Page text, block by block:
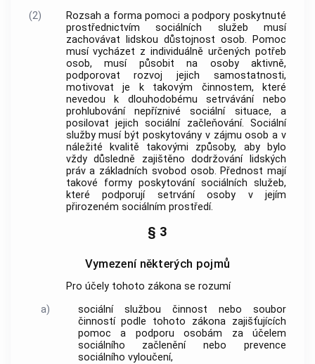
(2)
Rozsah a forma pomoci a podpory poskytnuté
prostřednictvím sociálních služeb musí
zachovávat lidskou důstojnost osob. Pomoc
musí vycházet z individuálně určených potřeb
osob, musí působit na osoby aktivně,
podporovat rozvoj jejich samostatnosti,
motivovat je k takovým činnostem, které
nevedou k dlouhodobému setrvávání nebo
prohlubování nepříznivé sociální situace, a
posilovat jejichsociální začleňování. Sociální
službymusí být poskytovány v zájmu osob a v
náležité kvalitě takovými způsoby, aby bylo
vždy důsledně zajištěno dodržování lidských
práv a základních svobod osob. Přednost mají
takové formy poskytování sociálních služeb,
které podporují setrvání osoby v jejím
přirozeném sociálním prostředí.
§ 3
Vymezení některých pojmů
Pro účely tohoto zákona se rozumí
a)
sociální službou činnost nebo soubor
činností podle tohoto zákona zajišťujících
pomoc a podporu osobám za účelem
sociálního začlenění nebo prevence
sociálního vyloučení,